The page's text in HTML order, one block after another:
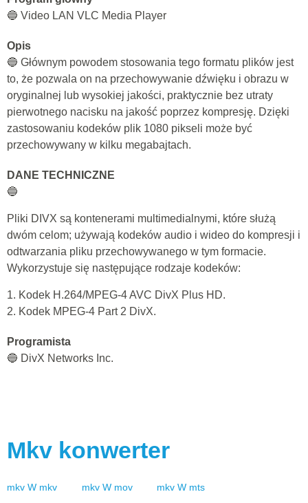
🔵 Video LAN VLC Media Player
Opis
🔵 Głównym powodem stosowania tego formatu plików jest
to, że pozwala on na przechowywanie dźwięku i obrazu w
oryginalnej lub wysokiej jakości, praktycznie bez utraty
pierwotnego nacisku na jakość poprzez kompresję. Dzięki
zastosowaniu kodeków plik 1080 pikseli może być
przechowywany w kilku megabajtach.
DANE TECHNICZNE
🔵
Pliki DIVX są kontenerami multimedialnymi, które służą
dwóm celom; używają kodeków audio i wideo do kompresji i
odtwarzania pliku przechowywanego w tym formacie.
Wykorzystuje się następujące rodzaje kodeków:
1. Kodek H.264/MPEG-4 AVC DivX Plus HD.
2. Kodek MPEG-4 Part 2 DivX.
Programista
🔵 DivX Networks Inc.
Mkv konwerter
mkv W mkv mkv W mov mkv W mts